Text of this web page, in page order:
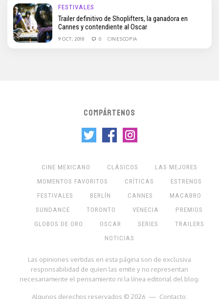
FESTIVALES
Trailer definitivo de Shoplifters, la ganadora en
Cannes y contendiente al Oscar
9 OCT, 2018 0 CINESCOPIA
COMPÁRTENOS
CINE MEXICANO CLÁSICOS
LAS MEJORES
MOMENTOS FAVORITOS
CRÍTICAS
ESTRENOS
FESTIVALES
BERLÍN CANNES
MACABRO
SUNDANCE
TORONTO VENECIA
PREMIOS
GLOBOS DE ORO
OSCAR SERIES
TRAILERS
NOTICIAS
Las opiniones vertidas en esta página son de exclusiva
responsabilidad de quien las emite y no representan
necesariamente el pensamiento ni la línea editorial del blog.
Algunos derechos reservados © 2026 — Contacto: